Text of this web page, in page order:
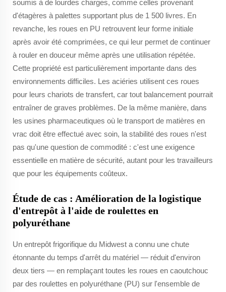
soumis à de lourdes charges, comme celles provenant
d'étagères à palettes supportant plus de 1 500 livres. En
revanche, les roues en PU retrouvent leur forme initiale
après avoir été comprimées, ce qui leur permet de continuer
à rouler en douceur même après une utilisation répétée.
Cette propriété est particulièrement importante dans des
environnements difficiles. Les aciéries utilisent ces roues
pour leurs chariots de transfert, car tout balancement pourrait
entraîner de graves problèmes. De la même manière, dans
les usines pharmaceutiques où le transport de matières en
vrac doit être effectué avec soin, la stabilité des roues n'est
pas qu'une question de commodité : c'est une exigence
essentielle en matière de sécurité, autant pour les travailleurs
que pour les équipements coûteux.
Étude de cas : Amélioration de la logistique
d'entrepôt à l'aide de roulettes en
polyuréthane
Un entrepôt frigorifique du Midwest a connu une chute
étonnante du temps d'arrêt du matériel — réduit d'environ
deux tiers — en remplaçant toutes les roues en caoutchouc
par des roulettes en polyuréthane (PU) sur l'ensemble de